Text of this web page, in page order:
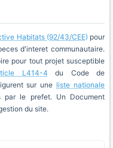
Habitats (92/43/CEE) pour
d'interet communautaire.
pour tout projet susceptible
L414-4 du Code de
sur une liste nationale
le prefet. Un Document
du site.